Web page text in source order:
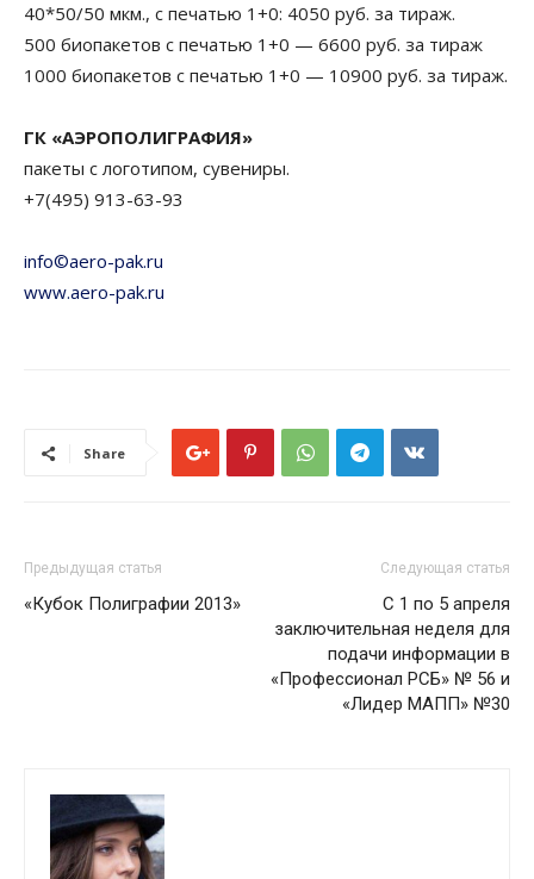
40*50/50 мкм., с печатью 1+0: 4050 руб. за тираж.
500 биопакетов с печатью 1+0 — 6600 руб. за тираж
1000 биопакетов с печатью 1+0 — 10900 руб. за тираж.
ГК «АЭРОПОЛИГРАФИЯ»
пакеты с логотипом, сувениры.
+7(495) 913-63-93
info©aero-pak.ru
www.aero-pak.ru
Share
Предыдущая статья
«Кубок Полиграфии 2013»
Следующая статья
С 1 по 5 апреля
заключительная неделя для
подачи информации в
«Профессионал РСБ» № 56 и
«Лидер МАПП» №30